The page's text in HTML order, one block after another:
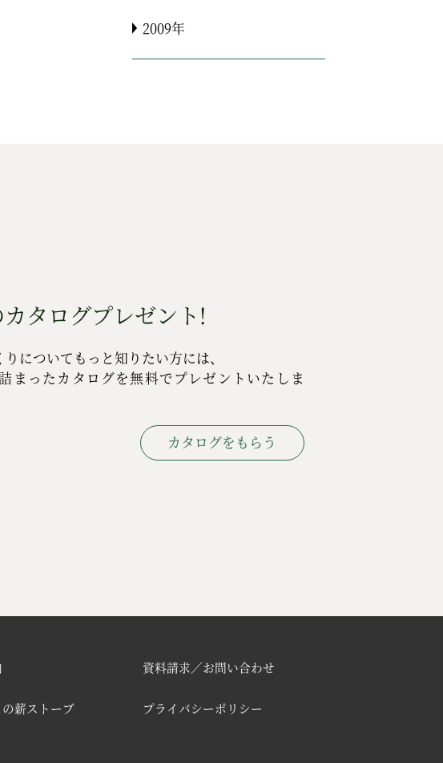
2009年
タログプレゼント!
についてもっと知りたい方には、
まったカタログを無料でプレゼントいたしま
カタログをもらう
薪ストーブ
資料請求／お問い合わせ
プライバシーポリシー